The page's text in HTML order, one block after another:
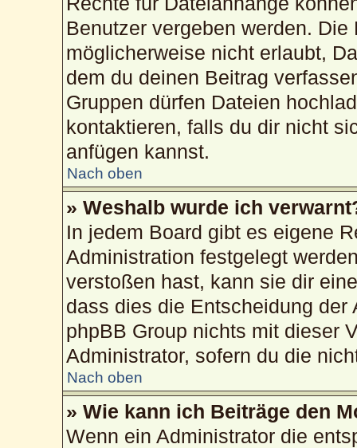
Benutzer vergeben werden.
möglicherweise nicht erlaubt,
dem du deinen Beitrag
Gruppen dürfen Dateien
kontaktieren, falls du dir nicht
anfügen kannst.
Nach oben
» Weshalb wurde ich
In jedem Board gibt es eigene
Administration festgelegt
verstoßen hast, kann sie dir
dass dies die Entscheidung
phpBB Group nichts mit dieser
Administrator, sofern du die
Nach oben
» Wie kann ich Beiträge den
Wenn ein Administrator die